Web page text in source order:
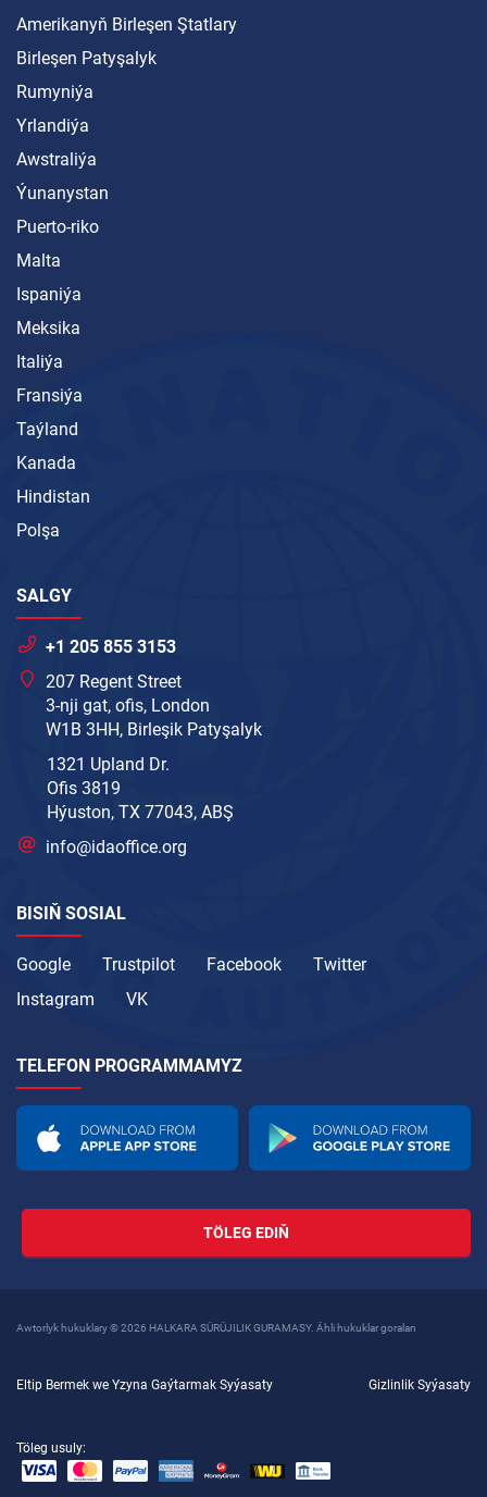
Amerikanyň Birleşen Ştatlary
Birleşen Patyşalyk
Rumyniýa
Yrlandiýa
Awstraliýa
Ýunanystan
Puerto-riko
Malta
Ispaniýa
Meksika
Italiýa
Fransiýa
Taýland
Kanada
Hindistan
Polşa
SALGY
+1 205 855 3153
207 Regent Street
3-nji gat, ofis, London
W1B 3HH, Birleşik Patyşalyk
1321 Upland Dr.
Ofis 3819
Hýuston, TX 77043, ABŞ
info@idaoffice.org
BISIŇ SOSIAL
Google Trustpilot Facebook
Twitter
Instagram
VK
TELEFON PROGRAMMAMYZ
TÖLEG EDIŇ
Awtorlyk hukuklary © 2026 HALKARA SÜRÜJILIK GURAMASY. Ähli hukuklar goralan
Eltip Bermek we Yzyna Gaýtarmak Syýasaty Gizlinlik Syýasaty
Töleg usuly: